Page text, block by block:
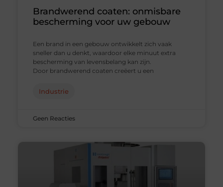
Brandwerend coaten: onmisbare
bescherming voor uw gebouw
Een brand in een gebouw ontwikkelt zich vaak
sneller dan u denkt, waardoor elke minuut extra
bescherming van levensbelang kan zijn.
Door brandwerend coaten creëert u een
Industrie
Geen Reacties